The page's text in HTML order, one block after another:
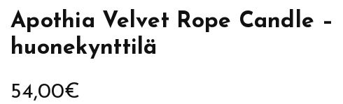
Apothia Velvet Rope Candle –
huonekynttilä
54,00€